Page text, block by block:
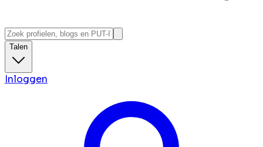
Talen
Inloggen